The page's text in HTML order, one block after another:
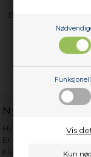
Vis
BIH106150X
Nyttige lenker
Hvor gammelt er
Er det verdt å
Klage på